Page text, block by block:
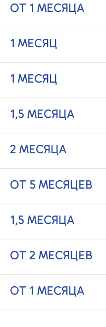
ОТ 1 МЕСЯЦА
1 МЕСЯЦ
1 МЕСЯЦ
1,5 МЕСЯЦА
2 МЕСЯЦА
ОТ 5 МЕСЯЦЕВ
1,5 МЕСЯЦА
ОТ 2 МЕСЯЦЕВ
ОТ 1 МЕСЯЦА